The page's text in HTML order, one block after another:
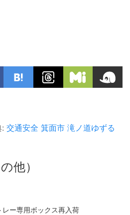
交通安全 箕面市 滝ノ道ゆずる
他）
レー専用ボックス再入荷